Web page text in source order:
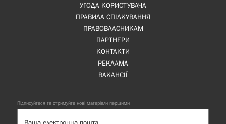
УГОДА КОРИСТУВАЧА
ПРАВИЛА СПІЛКУВАННЯ
ПРАВОВЛАСНИКАМ
ПАРТНЕРИ
КОНТАКТИ
РЕКЛАМА
ВАКАНСІЇ
Підписуйтеся та отримуйте нові матеріали першими